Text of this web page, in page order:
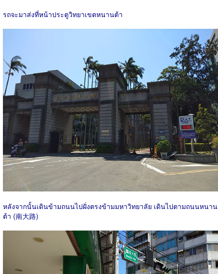
รถจะมาส่งที่หน้าประตูวิทยาเขตหนานต้า
หลังจากนั้นเดินข้ามถนนไปฝั่งตรงข้ามมหาวิทยาลัย เดินไปตามถนนหนาน
ต้า (南大路)